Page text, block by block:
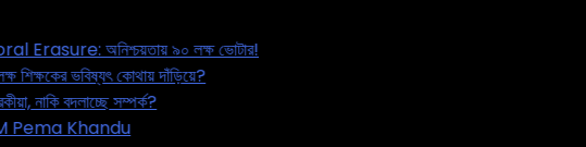
Bengal’s Great Electoral Erasure: অনিশ্চয়তায় ৯০ লক্ষ ভোটার!
Education Reset: ২০ লক্ষ শিক্ষকের ভবিষ্যৎ কোথায় দাঁড়িয়ে?
Marital Affair – বাড়ছে পরকীয়া, নাকি বদলাচ্ছে সম্পর্ক?
কোটি টাকার পারিবারিক কন্ট্রাক্টে! CM Pema Khandu